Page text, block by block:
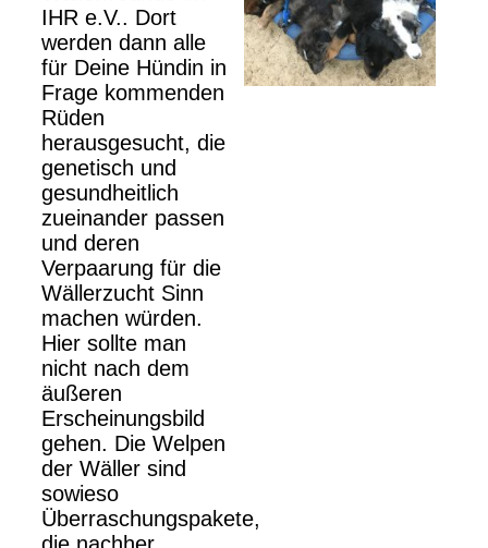
IHR e.V.. Dort
werden dann alle
für Deine Hündin in
Frage kommenden
Rüden
herausgesucht, die
genetisch und
gesundheitlich
zueinander passen
und deren
Verpaarung für die
Wällerzucht Sinn
machen würden.
Hier sollte man
nicht nach dem
äußeren
Erscheinungsbild
gehen. Die Welpen
der Wäller sind
sowieso
Überraschungspakete,